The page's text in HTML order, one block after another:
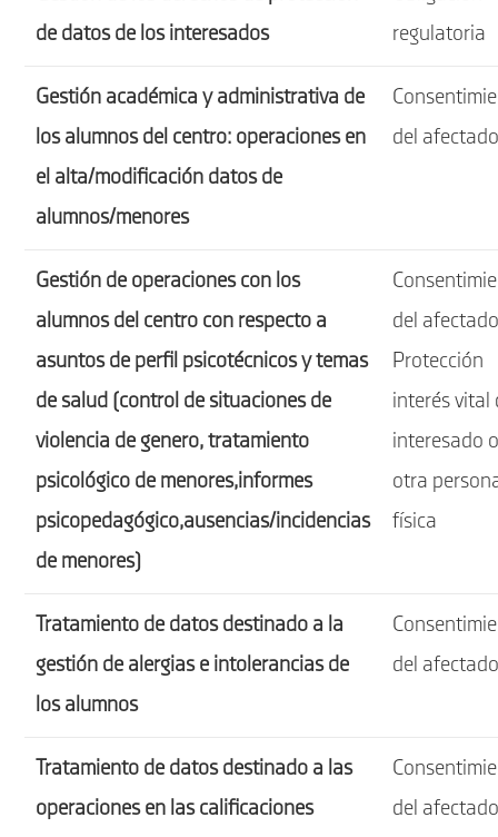
de datos de los interesados
regulatoria
Gestión académica y administrativa de
los alumnos del centro: operaciones en
el alta/modificación datos de
alumnos/menores
del
Gestión de operaciones con los
alumnos del centro con respecto a
asuntos de perfil psicotécnicos y temas
de salud (control de situaciones de
violencia de genero, tratamiento
psicológico de menores,informes
psicopedagógico,ausencias/incidencias
de menores)
del
Protección
interés vital
interesado
otra
física
Tratamiento de datos destinado a la
gestión de alergias e intolerancias de
los alumnos
del
Tratamiento de datos destinado a las
operaciones en las calificaciones
del